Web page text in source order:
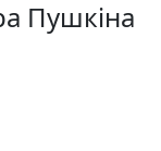
Пушкіна